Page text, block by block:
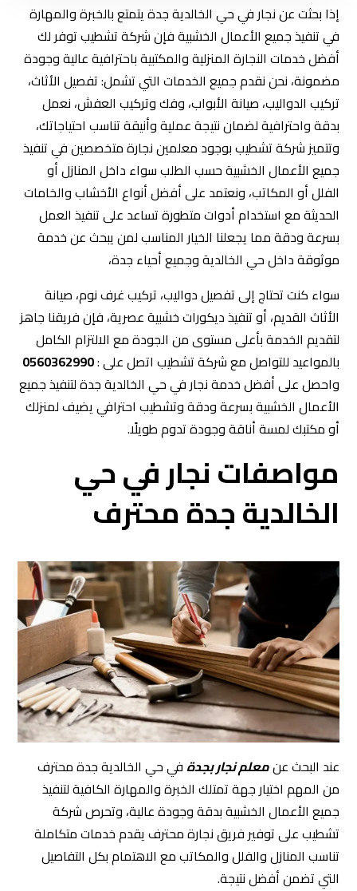
إذا بحثت عن نجار في حي الخالدية جدة يتمتع بالخبرة والمهارة
في تنفيذ جميع الأعمال الخشبية فإن شركة تشطيب توفر لك
أفضل خدمات النجارة المنزلية والمكتبية باحترافية عالية وجودة
مضمونة، نحن نقدم جميع الخدمات التي تشمل: تفصيل الأثاث،
تركيب الدواليب، صيانة الأبواب، وفك وتركيب العفش، نعمل
بدقة واحترافية لضمان نتيجة عملية وأنيقة تناسب احتياجاتك،
وتتميز شركة تشطيب بوجود معلمين نجارة متخصصين في تنفيذ
جميع الأعمال الخشبية حسب الطلب سواء داخل المنازل أو
الفلل أو المكاتب، ونعتمد على أفضل أنواع الأخشاب والخامات
الحديثة مع استخدام أدوات متطورة تساعد على تنفيذ العمل
بسرعة ودقة مما يجعلنا الخيار المناسب لمن يبحث عن خدمة
موثوقة داخل حي الخالدية وجميع أحياء جدة،
سواء كنت تحتاج إلى تفصيل دواليب، تركيب غرف نوم، صيانة
الأثاث القديم، أو تنفيذ ديكورات خشبية عصرية، فإن فريقنا جاهز
لتقديم الخدمة بأعلى مستوى من الجودة مع الالتزام الكامل
بالمواعيد للتواصل مع شركة تشطيب اتصل على :0560362990
واحصل على أفضل خدمة نجار في حي الخالدية جدة لتنفيذ جميع
الأعمال الخشبية بسرعة ودقة وتشطيب احترافي يضيف لمنزلك
أو مكتبك لمسة أناقة وجودة تدوم طويلًا.
مواصفات نجار في حي
الخالدية جدة محترف
عند البحث عنمعلم نجار بجدةفي حي الخالدية جدة محترف
من المهم اختيار جهة تمتلك الخبرة والمهارة الكافية لتنفيذ
جميع الأعمال الخشبية بدقة وجودة عالية، وتحرص شركة
تشطيب على توفير فريق نجارة محترف يقدم خدمات متكاملة
تناسب المنازل والفلل والمكاتب مع الاهتمام بكل التفاصيل
التي تضمن أفضل نتيجة.